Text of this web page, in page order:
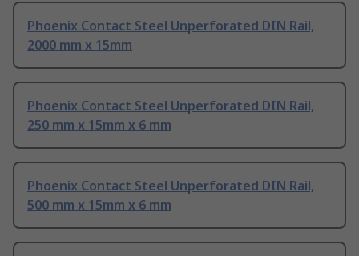
Phoenix Contact Steel Unperforated DIN Rail,
2000 mm x 15mm
Phoenix Contact Steel Unperforated DIN Rail,
250 mm x 15mm x 6 mm
Phoenix Contact Steel Unperforated DIN Rail,
500 mm x 15mm x 6 mm